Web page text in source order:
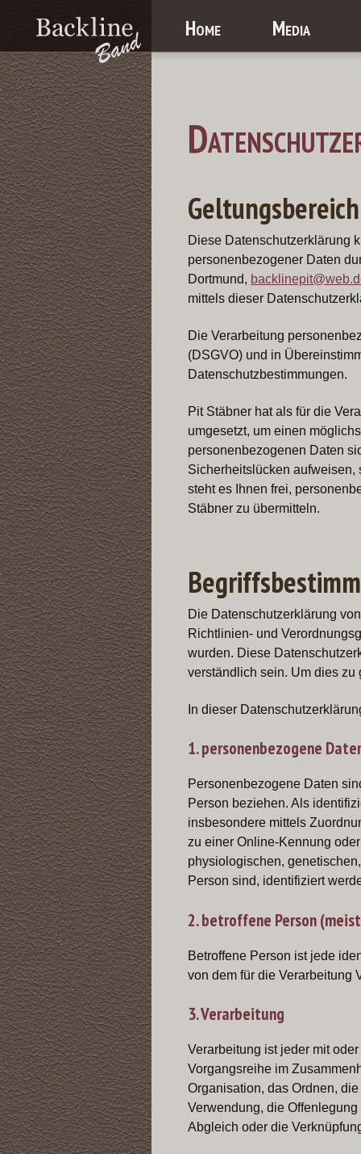
Home Media
Geltungsbereich
Diese Datenschutzerklärung
personenbezogener Daten
Dortmund,
mittels dieser
Die Verarbeitung
(DSGVO) und in
Datenschutzbestimmungen.
Pit Stäbner hat als für die
umgesetzt, um einen
personenbezogenen Daten
Sicherheitslücken aufweisen,
steht es Ihnen frei,
Stäbner zu übermitteln.
Die Datenschutzerklärung
Richtlinien- und
wurden. Diese
verständlich sein. Um dies
In dieser
1. personenbezogene
Personenbezogene Daten
Person beziehen. Als
insbesondere mittels
zu einer Online-Kennung
physiologischen,
Person sind, identifiziert
2. betroffene Person
Betroffene Person ist jede
von dem für die Verarbeitung
3. Verarbeitung
Verarbeitung ist jeder mit
Vorgangsreihe im
Organisation, das Ordnen,
Verwendung, die
Abgleich oder die